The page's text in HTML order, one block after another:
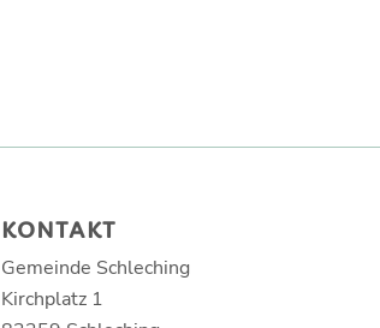
KONTAKT
Gemeinde Schleching
Kirchplatz 1